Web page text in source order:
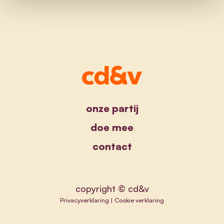
onze partij
doe mee
contact
copyright © cd&v
Privacyverklaring | Cookie verklaring